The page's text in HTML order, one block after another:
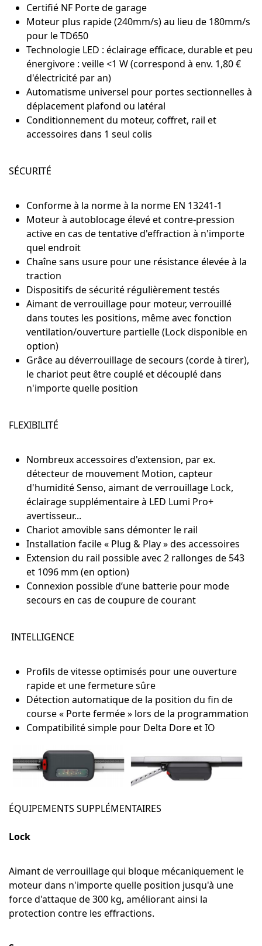
Certifié NF Porte de garage
Moteur plus rapide (240mm/s) au lieu de 180mm/s
pour le TD650
Technologie LED : éclairage efficace, durable et peu
énergivore : veille <1 W (correspond à env. 1,80 €
d'électricité par an)
Automatisme universel pour portes sectionnelles à
déplacement plafond ou latéral
Conditionnement du moteur, coffret, rail et
accessoires dans 1 seul colis
SÉCURITÉ
Conforme à la norme à la norme EN 13241-1
Moteur à autoblocage élevé et contre-pression
active en cas de tentative d'effraction à n'importe
quel endroit
Chaîne sans usure pour une résistance élevée à la
traction
Dispositifs de sécurité régulièrement testés
Aimant de verrouillage pour moteur, verrouillé
dans toutes les positions, même avec fonction
ventilation/ouverture partielle (Lock disponible en
option)
Grâce au déverrouillage de secours (corde à tirer),
le chariot peut être couplé et découplé dans
n'importe quelle position
FLEXIBILITÉ
Nombreux accessoires d'extension, par ex.
détecteur de mouvement Motion, capteur
d'humidité Senso, aimant de verrouillage Lock,
éclairage supplémentaire à LED Lumi Pro+
avertisseur...
Chariot amovible sans démonter le rail
Installation facile « Plug & Play » des accessoires
Extension du rail possible avec 2 rallonges de 543
et 1096 mm (en option)
Connexion possible d’une batterie pour mode
secours en cas de coupure de courant
INTELLIGENCE
Profils de vitesse optimisés pour une ouverture
rapide et une fermeture sûre
Détection automatique de la position du fin de
course « Porte fermée » lors de la programmation
Compatibilité simple pour Delta Dore et IO
ÉQUIPEMENTS SUPPLÉMENTAIRES
Lock
Aimant de verrouillage qui bloque mécaniquement le
moteur dans n'importe quelle position jusqu'à une
force d'attaque de 300 kg, améliorant ainsi la
protection contre les effractions.